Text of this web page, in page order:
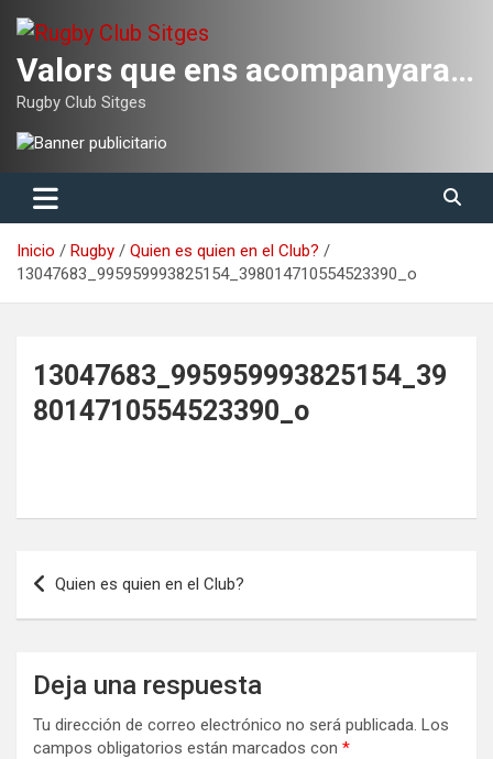
contenido
Valors que ens acompanyaran tota la vida
Rugby Club Sitges
Inicio Rugby
Quien es quien en el Club?
13047683_995959993825154_398014710554523390_o
13047683_995959993825154_39
8014710554523390_o
Navegación
de
Quien es quien en el Club?
Deja una respuesta
Tu dirección de correo electrónico no será publicada. Los
campos obligatorios están marcados con *